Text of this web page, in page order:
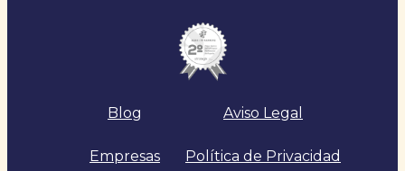
Blog
Empresas
Aviso Legal
Política de Privacidad